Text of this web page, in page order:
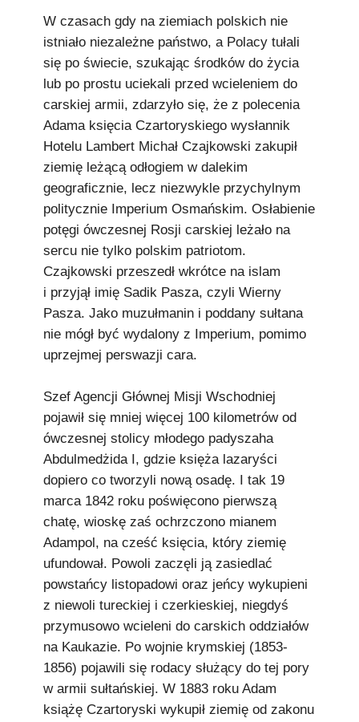
🖶 Drukuj
Wszelkie prawa zastrzeżone
W czasach gdy na ziemiach polskich nie
istniało niezależne państwo, a Polacy tułali
się po świecie, szukając środków do życia
lub po prostu uciekali przed wcieleniem do
carskiej armii, zdarzyło się, że z polecenia
Adama księcia Czartoryskiego wysłannik
Hotelu Lambert Michał Czajkowski zakupił
ziemię leżącą odłogiem w dalekim
geograficznie, lecz niezwykle przychylnym
politycznie Imperium Osmańskim. Osłabienie
potęgi ówczesnej Rosji carskiej leżało na
sercu nie tylko polskim patriotom.
Czajkowski przeszedł wkrótce na islam
i przyjął imię Sadik Pasza, czyli Wierny
Pasza. Jako muzułmanin i poddany sułtana
nie mógł być wydalony z Imperium, pomimo
uprzejmej perswazji cara.
Szef Agencji Głównej Misji Wschodniej
pojawił się mniej więcej 100 kilometrów od
ówczesnej stolicy młodego padyszaha
Abdulmedżida I, gdzie księża lazaryści
dopiero co tworzyli nową osadę. I tak 19
marca 1842 roku poświęcono pierwszą
chatę, wioskę zaś ochrzczono mianem
Adampol, na cześć księcia, który ziemię
ufundował. Powoli zaczęli ją zasiedlać
powstańcy listopadowi oraz jeńcy wykupieni
z niewoli tureckiej i czerkieskiej, niegdyś
przymusowo wcieleni do carskich oddziałów
na Kaukazie. Po wojnie krymskiej (1853-
1856) pojawili się rodacy służący do tej pory
w armii sułtańskiej. W 1883 roku Adam
książę Czartoryski wykupił ziemię od zakonu